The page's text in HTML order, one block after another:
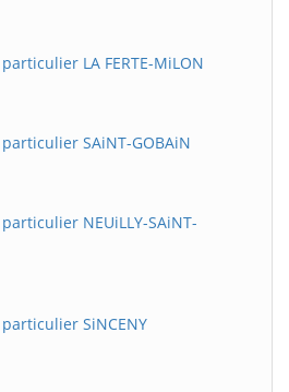
LA FERTE-MiLON
SAiNT-GOBAiN
NEUiLLY-SAiNT-
SiNCENY